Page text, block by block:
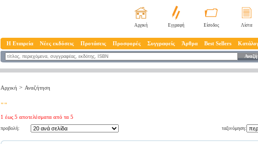
Αρχική Εγγραφή Είσοδος Λίστα
Η Εταιρεία Νέες εκδόσεις Προτάσεις Προσφορές Συγγραφείς Άρθρα Best Sellers
Αρχική > Αναζήτηση
""
1 έως 5 αποτελέσματα από τα 5
προβολή: ταξινόμηση: